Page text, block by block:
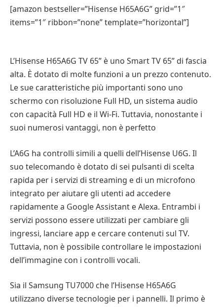
[amazon bestseller=”Hisense H65A6G” grid=”1″
items=”1″ ribbon=”none” template=”horizontal”]
L’Hisense H65A6G TV 65” è uno Smart TV 65” di fascia
alta. È dotato di molte funzioni a un prezzo contenuto.
Le sue caratteristiche più importanti sono uno
schermo con risoluzione Full HD, un sistema audio
con capacità Full HD e il Wi-Fi. Tuttavia, nonostante i
suoi numerosi vantaggi, non è perfetto
L’A6G ha controlli simili a quelli dell’Hisense U6G. Il
suo telecomando è dotato di sei pulsanti di scelta
rapida per i servizi di streaming e di un microfono
integrato per aiutare gli utenti ad accedere
rapidamente a Google Assistant e Alexa. Entrambi i
servizi possono essere utilizzati per cambiare gli
ingressi, lanciare app e cercare contenuti sul TV.
Tuttavia, non è possibile controllare le impostazioni
dell’immagine con i controlli vocali.
Sia il Samsung TU7000 che l’Hisense H65A6G
utilizzano diverse tecnologie per i pannelli. Il primo è